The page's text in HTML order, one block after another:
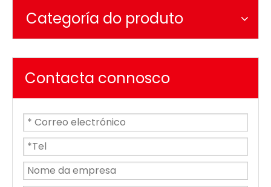
Categoría do produto
Contacta connosco